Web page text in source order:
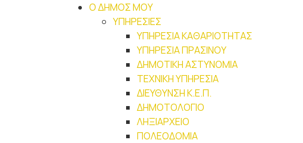
Ο ΔΗΜΟΣ ΜΟΥ
ΥΠΗΡΕΣΙΕΣ
ΥΠΗΡΕΣΙΑ ΚΑΘΑΡΙΟΤΗΤΑΣ
ΥΠΗΡΕΣΙΑ ΠΡΑΣΙΝΟΥ
ΔΗΜΟΤΙΚΗ ΑΣΤΥΝΟΜΙΑ
ΤΕΧΝΙΚΗ ΥΠΗΡΕΣΙΑ
ΔΙΕΥΘΥΝΣΗ Κ.Ε.Π.
ΔΗΜΟΤΟΛΟΓΙΟ
ΛΗΞΙΑΡΧΕΙΟ
ΠΟΛΕΟΔΟΜΙΑ